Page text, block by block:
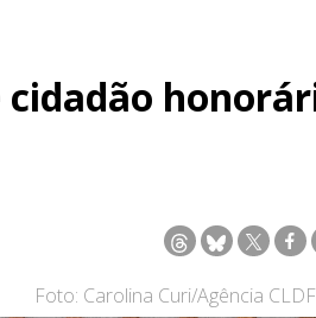
Foto: Carolina Curi/Agência CLDF